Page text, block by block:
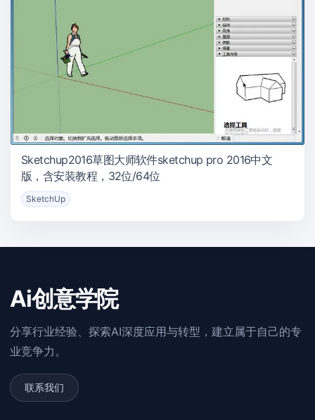
Sketchup2016草图大师软件sketchup pro 2016中文
版，含安装教程，32位/64位
SketchUp
Ai创意学院
分享行业经验、探索AI深度应用与转型，建立属于自己的专
业竞争力。
联系我们